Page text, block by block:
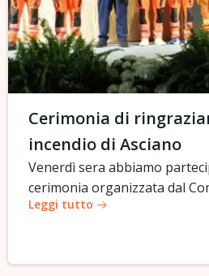
Cerimonia di
incendio di Asciano
Venerdì sera abbiamo
cerimonia organizzata dal
Leggi tutto